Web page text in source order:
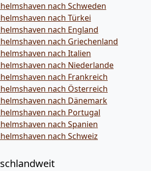
nach Schweden
nach Türkei
nach England
nach Griechenland
nach Italien
nach Niederlande
nach Frankreich
nach Österreich
nach Dänemark
nach Portugal
nach Spanien
nach Schweiz